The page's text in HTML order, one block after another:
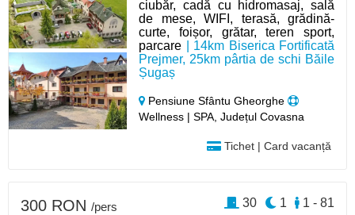
ciubăr, cadă cu hidromasaj, sală
de mese, WIFI, terasă, grădină-
curte, foișor, grătar, teren sport,
parcare | 14km Biserica Fortificată
Prejmer, 25km pârtia de schi Băile
Șugaș
Pensiune Sfântu Gheorghe
Wellness | SPA, Județul Covasna
Tichet | Card vacanță
300 RON /pers 1 - 81
1
30